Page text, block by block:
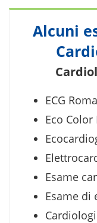
Alcuni
ECG Roma
Eco
Esame
Esame di